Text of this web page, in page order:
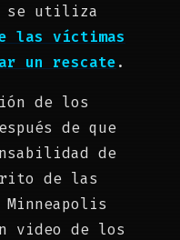
se utiliza
las víctimas
un rescate.
de los
de que
de
de las
video de los